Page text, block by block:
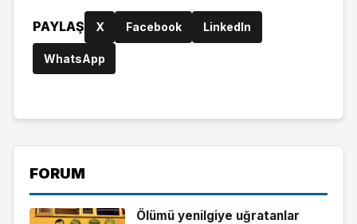
PAYLAŞ X Facebook LinkedIn
WhatsApp
FORUM
Ölümü yenilgiye uğratanlar